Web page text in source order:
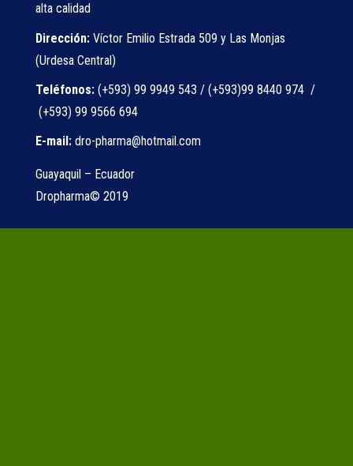
alta calidad
Dirección: Víctor Emilio Estrada 509 y Las Monjas
(Urdesa Central)
Teléfonos: (+593) 99 9949 543 / (+593)99 8440 974 /
(+593) 99 9566 694
E-mail: dro-pharma@hotmail.com
Guayaquil – Ecuador
Dropharma© 2019